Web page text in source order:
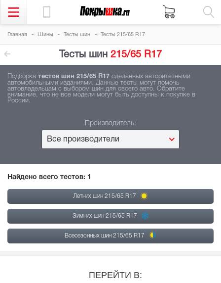
Главная Шины Тесты шин Тесты 215/65 R17
Тесты шин 215/65 R17
Подборка тестов шин 215/65 R17 сделанных авторитетными
автомобильными изданиями. Данные тесты могут помочь
автовладельцам с выбором шин для своего авто. Обратите
внимание, что не все модели могут быть доступны к покупке в
России.
Производитель:
Все производители
Найдено всего тестов: 1
Летних шин 215/65 R17
Зимних шин 215/65 R17
Всесезонных шин 215/65 R17
ПЕРЕЙТИ В: